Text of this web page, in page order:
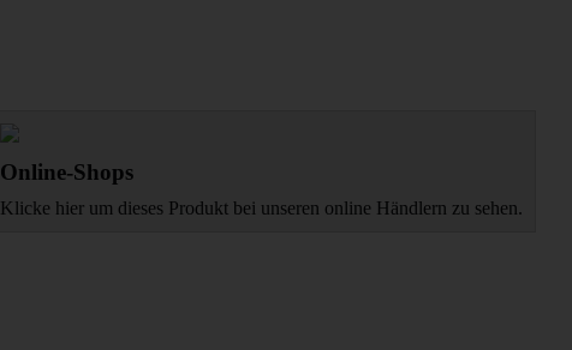
Online-Shops
Klicke hier um dieses Produkt bei unseren online Händlern zu sehen.